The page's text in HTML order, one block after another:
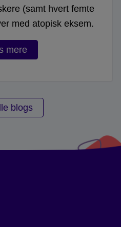
(samt hvert femte
med atopisk eksem.
mere
blogs